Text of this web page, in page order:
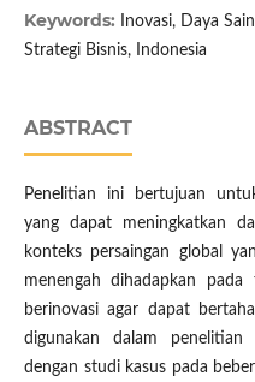
Keywords:
Inovasi, Daya
Strategi Bisnis, Indonesia
ABSTRACT
Penelitian ini bertujuan
yang dapat meningkatkan
konteks persaingan global
menengah dihadapkan
berinovasi agar dapat
digunakan dalam
dengan studi kasus pada